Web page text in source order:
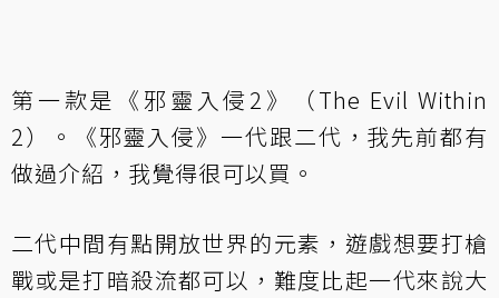
第一款是《邪靈入侵2》（The Evil Within
2）。《邪靈入侵》 一代跟二代 ，我先前都有
做過介紹，我覺得很可以買。
二代中間有點開放世界的元素，遊戲想要打槍
戰或是打暗殺流都可以，難度比起一代來說大